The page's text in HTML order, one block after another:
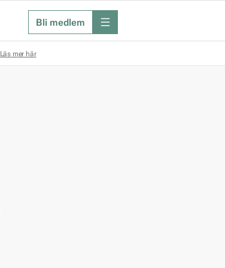
Bli medlem meny
Läs mer här